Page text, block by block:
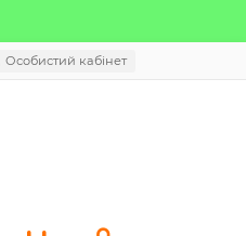
Особистий кабінет